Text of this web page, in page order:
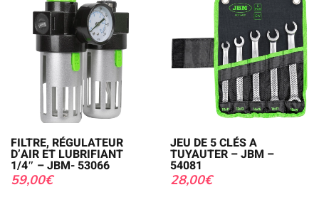
FILTRE, RÉGULATEUR
D’AIR ET LUBRIFIANT
1/4″ – JBM- 53066
59,00€
JEU DE 5 CLÉS A
TUYAUTER – JBM –
54081
28,00€